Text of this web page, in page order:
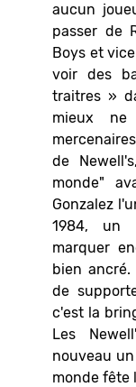
aucun
passer de
Boys et
voir des
traitres »
mieux
de
monde"
Gonzalez
1984, un
marquer
bien
de
c'est la
Les
nouveau
monde fête